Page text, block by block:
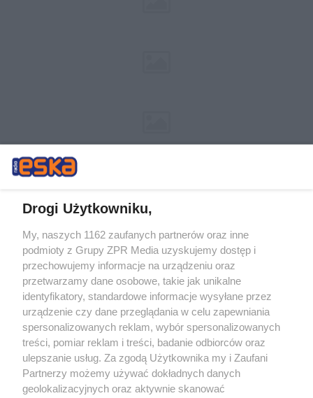
Żaden utwór zamieszczony w serwisie nie może być powielany i
rozpowszechniany lub dalej rozpowszechniany w jakikolwiek sposób (w
tym także elektroniczny lub mechaniczny) na jakimkolwiek polu
eksploatacji w jakiejkolwiek formie, włącznie z umieszczaniem w
Internecie bez pisemnej zgody właściciela praw. Jakiekolwiek użycie lub
wykorzystanie utworów w całości lub w części z naruszeniem prawa,
tzn. bez właściwej zgody, jest zabronione pod groźbą kary i może być
ścigane prawnie.
Drogi Użytkowniku,
My, naszych 1162 zaufanych partnerów oraz inne
podmioty z Grupy ZPR Media uzyskujemy dostęp i
przechowujemy informacje na urządzeniu oraz
przetwarzamy dane osobowe, takie jak unikalne
identyfikatory, standardowe informacje wysyłane przez
urządzenie czy dane przeglądania w celu zapewniania
spersonalizowanych reklam, wybór spersonalizowanych
treści, pomiar reklam i treści, badanie odbiorców oraz
ulepszanie usług. Za zgodą Użytkownika my i Zaufani
Partnerzy możemy używać dokładnych danych
geolokalizacyjnych oraz aktywnie skanować